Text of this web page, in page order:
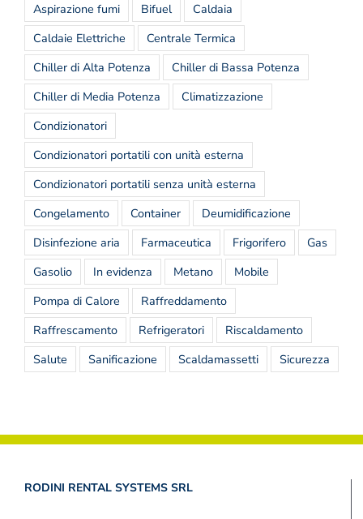
Aspirazione fumi
Bifuel
Caldaia
Caldaie Elettriche
Centrale Termica
Chiller di Alta Potenza
Chiller di Bassa Potenza
Chiller di Media Potenza
Climatizzazione
Condizionatori
Condizionatori portatili con unità esterna
Condizionatori portatili senza unità esterna
Congelamento
Container
Deumidificazione
Disinfezione aria
Farmaceutica Frigorifero
Gas
Gasolio
In evidenza Metano
Mobile
Pompa di Calore
Raffreddamento
Raffrescamento
Refrigeratori
Riscaldamento
Salute
Sanificazione Scaldamassetti Sicurezza
RODINI RENTAL SYSTEMS SRL